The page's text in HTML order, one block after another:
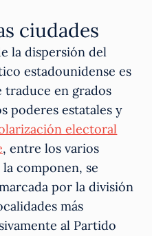
ciudades
la dispersión del
estadounidense es
traduce en grados
poderes estatales y
electoral
, entre los varios
componen, se
por la división
más
al Partido